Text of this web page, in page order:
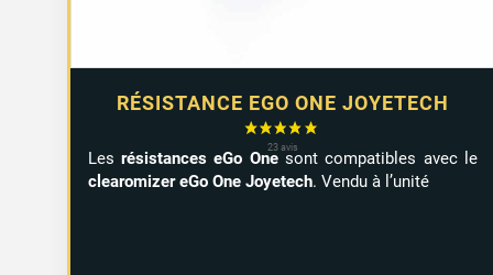
RÉSISTANCE EGO ONE JOYETECH
Lesrésistances eGo Onesont compatibles avec le
clearomizer eGo One Joyetech. Vendu à l’unité